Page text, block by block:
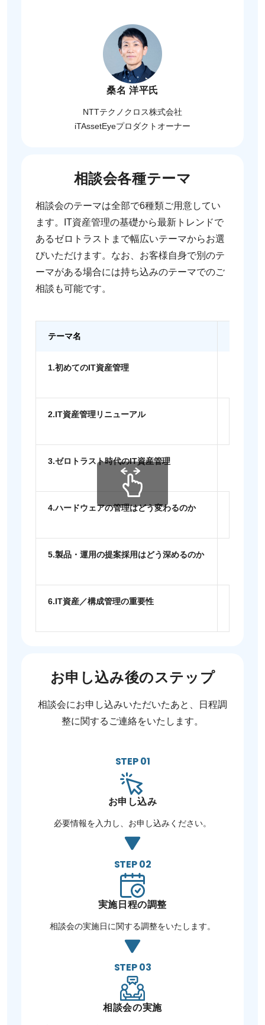
桑名 洋平氏
NTTテクノクロス株式会社
iTAssetEyeプロダクトオーナー
相談会各種テーマ
相談会のテーマは全部で6種類ご用意してい
ます。IT資産管理の基礎から最新トレンドで
あるゼロトラストまで幅広いテーマからお選
びいただけます。なお、お客様自身で別のテ
ーマがある場合には持ち込みのテーマでのご
相談も可能です。
テーマ名
1.初めてのIT資産管理
2.IT資産管理リニューアル
3.ゼロトラスト時代のIT資産管理
4.ハードウェアの管理はどう変わるのか
5.製品・運用の提案採用はどう深めるのか
6.IT資産／構成管理の重要性
お申し込み後のステップ
相談会にお申し込みいただいたあと、日程調
整に関するご連絡をいたします。
STEP 01
お申し込み
必要情報を入力し、お申し込みください。
STEP 02
実施日程の調整
相談会の実施日に関する調整をいたします。
STEP 03
相談会の実施